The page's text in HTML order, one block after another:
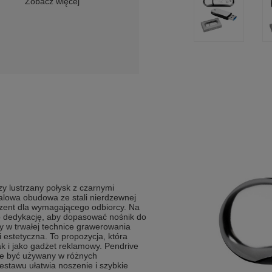
lustrzany połysk z czarnymi
obudowa ze stali nierdzewnej
dla wymagającego odbiorcy. Na
aby dopasować nośnik do
trwałej technice grawerowania
To propozycja, która
i jako gadżet reklamowy. Pendrive
być używany w różnych
ułatwia noszenie i szybkie